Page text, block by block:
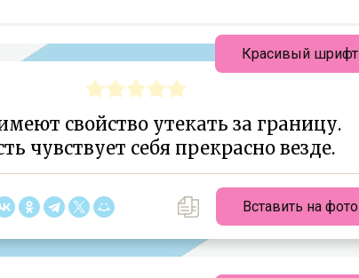
свойство утекать за границу.
чувствует себя прекрасно везде.
Вставить на фото
Красивый шрифт